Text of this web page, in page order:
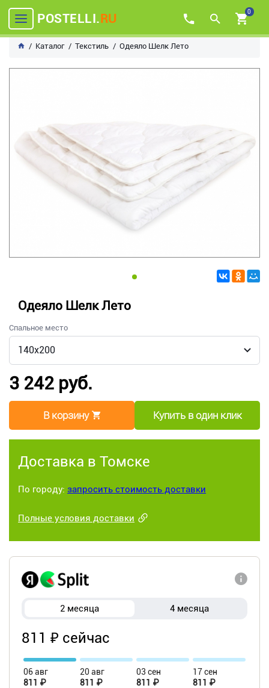
POSTELLI.RU 0
Каталог Текстиль Одеяло Шелк Лето
Одеяло Шелк Лето
Спальное место
3 242 руб.
В корзину Купить в один клик
Доставка в Томске
По городу: запросить стоимость доставки
Полные условия доставки
2 месяца 4 месяца
811 ₽ сейчас
06 авг
811 ₽
20 авг
811 ₽
03 сен
811 ₽
17 сен
811 ₽